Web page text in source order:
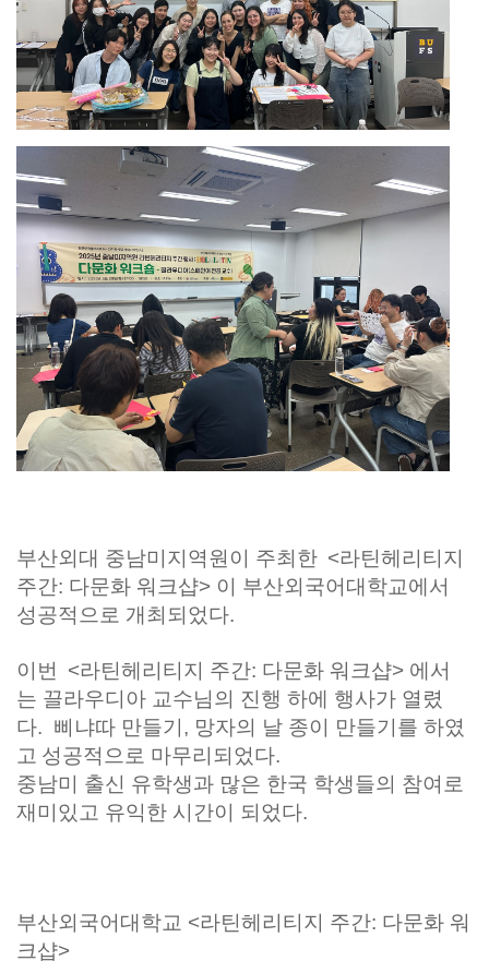
부산외대 중남미지역원이 주최한 <라틴헤리티지
주간: 다문화 워크샵> 이 부산외국어대학교에서
성공적으로 개최되었다.
이번 <라틴헤리티지 주간: 다문화 워크샵> 에서
는 끌라우디아 교수님의 진행 하에 행사가 열렸
다. 삐냐따 만들기, 망자의 날 종이 만들기를 하였
고 성공적으로 마무리되었다.
중남미 출신 유학생과 많은 한국 학생들의 참여로
재미있고 유익한 시간이 되었다.
부산외국어대학교 <라틴헤리티지 주간: 다문화 워
크샵>